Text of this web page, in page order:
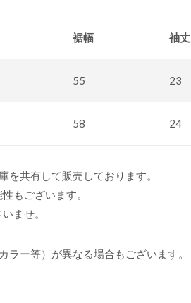
裾幅 袖丈
55 23
58 24
共有して販売しております。
もございます。
ませ。
ー等）が異なる場合もございます。